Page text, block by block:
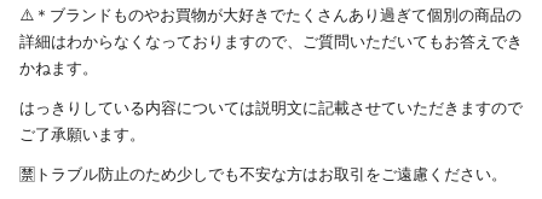
⚠️＊ブランドものやお買物が大好きでたくさんあり過ぎて個別の商品の
詳細はわからなくなっておりますので、ご質問いただいてもお答えでき
かねます。
はっきりしている内容については説明文に記載させていただきますので
ご了承願います。
🈲トラブル防止のため少しでも不安な方はお取引をご遠慮ください。